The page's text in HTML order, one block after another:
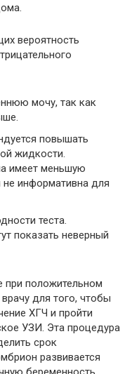
вероятность
мочу, так как
повышать
жидкости.
имеет меньшую
информативна для
теста.
показать неверный
при положительном
для того, чтобы
ХГЧ и пройти
УЗИ. Эта процедура
срок
развивается